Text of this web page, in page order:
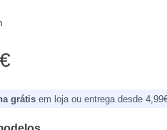
grátis em loja ou entrega desde